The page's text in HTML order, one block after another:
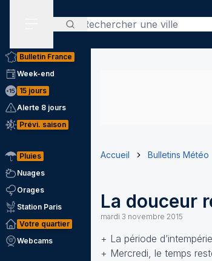
Rechercher
Bulletin France
Week-end
15 jours
Alerte 8 jours
Prévi. saison
Pluies
Nuages
Orages
Station Paris
Votre quartier
Webcams
Accueil Bulletins Météo
La douceur
mardi 3 novembre 2015
+ La période
+ Mercredi, le temps